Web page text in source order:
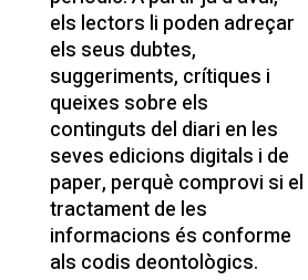
els lectors li poden adreçar
els seus dubtes,
suggeriments, crítiques i
queixes sobre els
continguts del diari en les
seves edicions digitals i de
paper, perquè comprovi si el
tractament de les
informacions és conforme
als codis deontològics.